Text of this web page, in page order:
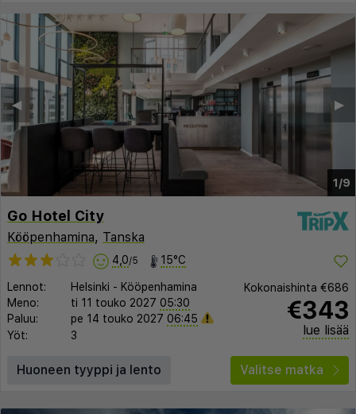
1/9
▶︎
◀︎
Go Hotel City
Kööpenhamina, Tanska
4,0/5 15°C
Lennot: Helsinki - Kööpenhamina
Meno:
ti 11 touko 2027 05:30
Paluu:
pe 14 touko 2027 06:45
Yöt:
3
Kokonaishinta €686
€343
lue lisää
Huoneen tyyppi ja lento Valitse matka